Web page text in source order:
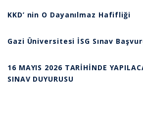
KKD’ nin O Dayanılmaz Hafifliği
Gazi Üniversitesi İSG Sınav
16 MAYIS 2026 TARİHİNDE
SINAV DUYURUSU